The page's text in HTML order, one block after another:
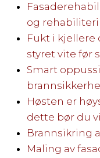
og
Fukt i kjellere
styret vite før
Smart
Høsten er
dette bør du
Brannsikring
Maling av